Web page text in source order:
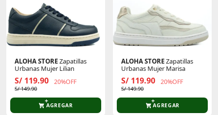
ALOHA STOREZapatillas
Urbanas Mujer Lilian
S/ 119.90 20%OFF
S/ 149.90
AGREGAR
ALOHA STOREZapatillas
Urbanas Mujer Marisa
S/ 119.90 20%OFF
S/ 149.90
AGREGAR